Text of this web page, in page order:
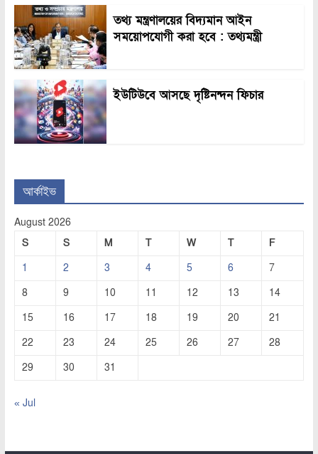
তথ্য মন্ত্রণালয়ের বিদ্যমান আইন
সময়োপযোগী করা হবে : তথ্যমন্ত্রী
ইউটিউবে আসছে দৃষ্টিনন্দন ফিচার
আর্কাইভ
August 2026
S
S M T W T
F
1
2 3 4 5 6
7
8
9 10 11 12 13
14
15
16 17 18 19 20
21
22
23 24 25 26 27
28
29
30 31
« Jul